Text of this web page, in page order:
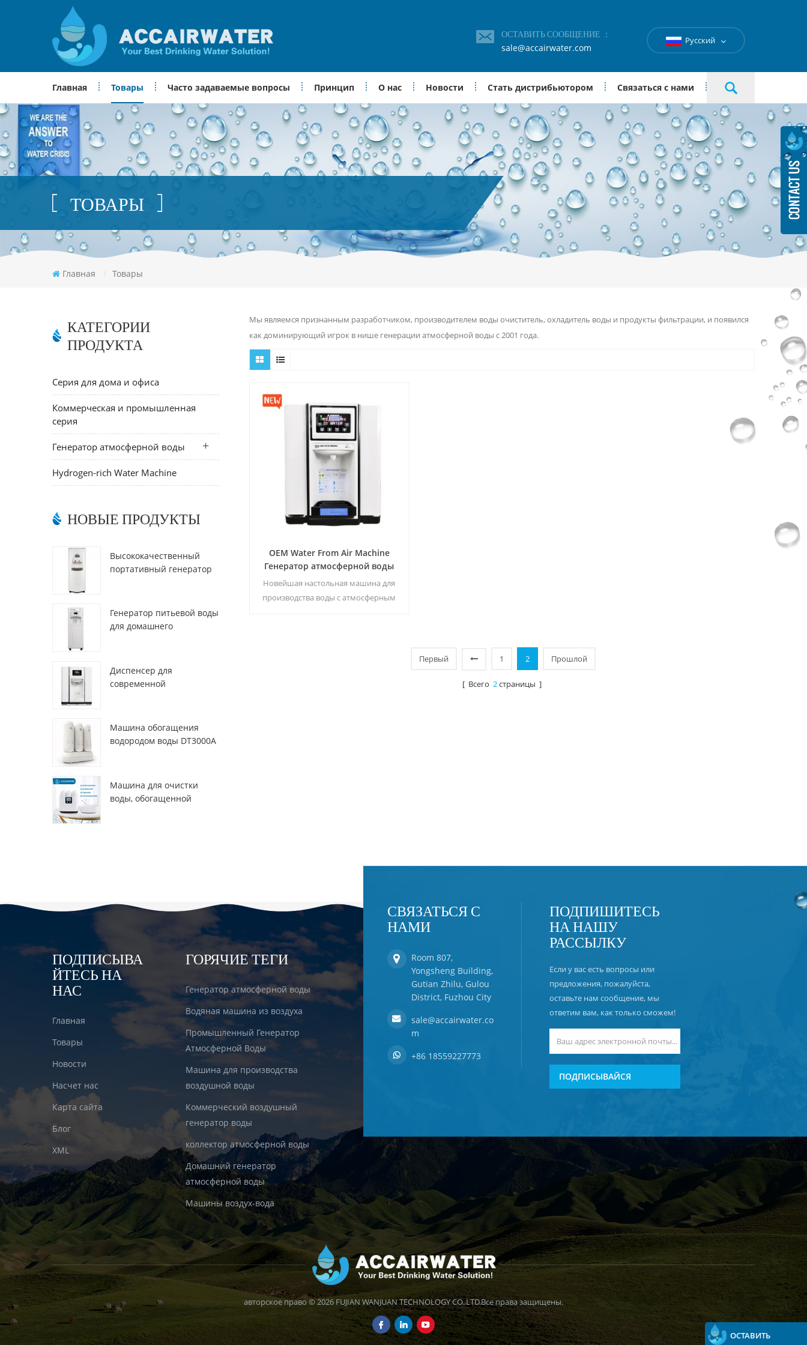
ОСТАВИТЬ СООБЩЕНИЕ ：
sale@accairwater.com
Русский
Главная Товары Часто задаваемые вопросы Принцип О нас Новости Стать дистрибьютором Связаться с нами
ТОВАРЫ
Главная / Товары
КАТЕГОРИИ
ПРОДУКТА
Серия для дома и офиса
Коммерческая и промышленная
серия
Генератор атмосферной воды
Hydrogen-rich Water Machine
НОВЫЕ ПРОДУКТЫ
Высококачественный
портативный генератор
Генератор питьевой воды
для домашнего
Диспенсер для
современной
ZL9510W
Машина обогащения
водородом воды DT3000A
Машина для очистки
воды, обогащенной
Мы являемся признанным разработчиком, производителем воды очиститель, охладитель воды и продукты фильтрации, и появился
как доминирующий игрок в нише генерации атмосферной воды с 2001 года.
OEM Water From Air Machine
Генератор атмосферной воды
ZL9510E
Новейшая настольная машина для
производства воды с атмосферным
Первый 1 2 Прошлой
[ Всего 2страницы ]
ПОДПИСЫВА
ЙТЕСЬ НА
НАС
Главная
Товары
Новости
Насчет нас
Карта сайта
Блог
XML
ГОРЯЧИЕ ТЕГИ
Генератор атмосферной воды
Водяная машина из воздуха
Промышленный Генератор
Атмосферной Воды
Машина для производства
воздушной воды
Коммерческий воздушный
генератор воды
коллектор атмосферной воды
Домашний генератор
атмосферной воды
Машины воздух-вода
СВЯЗАТЬСЯ С
НАМИ
Room 807,
Yongsheng Building,
Gutian Zhilu, Gulou
District, Fuzhou City
sale@accairwater.co
m
+86 18559227773
ПОДПИШИТЕСЬ
НА НАШУ
РАССЫЛКУ
Если у вас есть вопросы или
предложения, пожалуйста,
оставьте нам сообщение, мы
ответим вам, как только сможем!
ПОДПИСЫВАЙСЯ
авторское право © 2026 FUJIAN WANJUAN TECHNOLOGY CO.,LTD.Все права защищены.
ОСТАВИТЬ